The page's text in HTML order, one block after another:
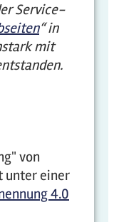
Service-
“ in
mit
von
unter einer
4.0